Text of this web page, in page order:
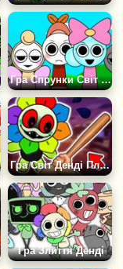
Гра Спрунки Світ Денді Ремастеред
Гра Світ Денді Плейграунд Регдолл Сандбокс
Гра Злиття Денді